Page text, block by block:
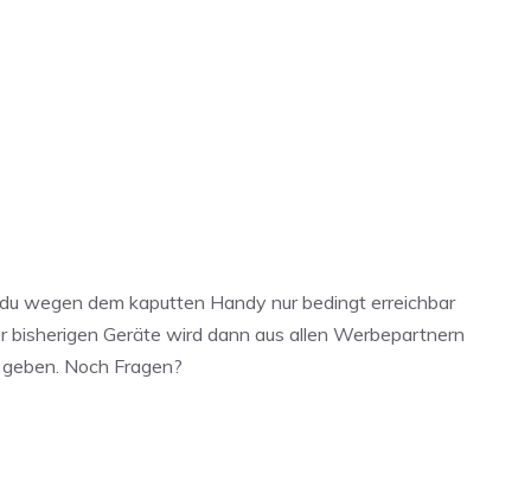
wegen dem kaputten Handy nur bedingt erreichbar
Geräte wird dann aus allen Werbepartnern
Noch Fragen?